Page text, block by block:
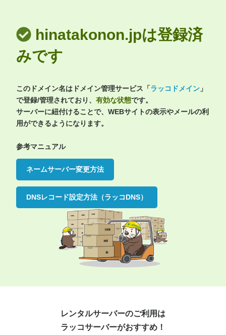
hinatakonon.jpは登録済
みです
このドメイン名はドメイン管理サービス「ラッコドメイン 」
で登録/管理されており、 有効な状態です。
サーバーに紐付けることで、WEBサイトの表示やメールの利
用ができるようになります。
参考マニュアル
ネームサーバー変更方法
DNSレコード設定方法（ラッコDNS）
レンタルサーバーのご利用は
ラッコサーバーがおすすめ！